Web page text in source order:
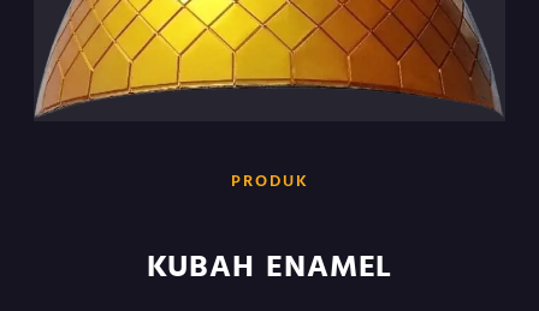
PRODUK
KUBAH ENAMEL